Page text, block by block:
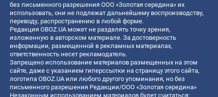
без письменного разрешения ООО «Золотая середина» их
использовать, они не подлежат дальнейшему воспроизводству,
переводу, распространению в любой форме.
Редакция OBOZ.UA может не разделять точку зрения,
изложенную в авторском материале. За достоверность
информации, размещенной в рекламных материалах,
ответственность несет рекламодатель.
Запрещено использование материалов размещенных на этом
сайте, даже с указанием гиперссылки на страницу этого сайта,
логотипа OBOZ.UA или любого другого упоминания, но без
письменного разрешения Редакции/ООО «Золотая середина»
Незаконным использованием материалов будет считаться: